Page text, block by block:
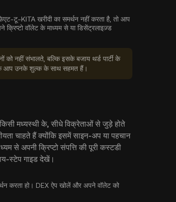
टू-KITA खरीदी का समर्थन नहीं करता है, तो आप
वॉलेट के माध्यम से या डिसेंट्रलाइज़्ड
को नहीं संभालते, बल्कि इसके बजाय थर्ड पार्टी के
आप उनके शुल्क के साथ सहमत हैं।
मध्यस्थी के, सीधे विक्रेताओं से जुड़े होते
चाहते हैं क्योंकि इसमें साइन-अप या पहचान
से अपनी क्रिप्टो संपत्ति की पूरी कस्टडी
स्टेप गाइड देखें।
करता हो। DEX ऐप खोलें और अपने वॉलेट को